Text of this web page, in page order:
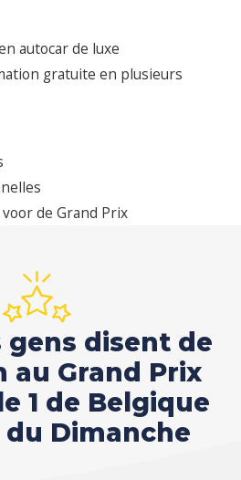
autocar de luxe
gratuite en plusieurs
de Grand Prix
gens disent de
au Grand Prix
1 de Belgique
du Dimanche